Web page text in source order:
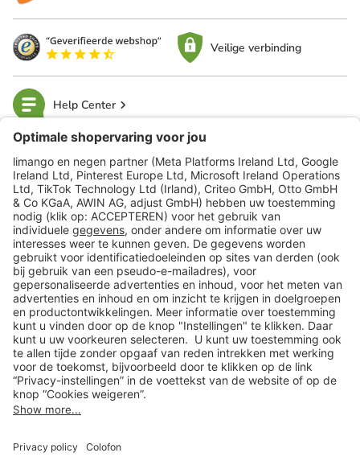
Veilige verbinding
Help Center
limango
Veilig winkelen
Klantenservice
Shop
Acties